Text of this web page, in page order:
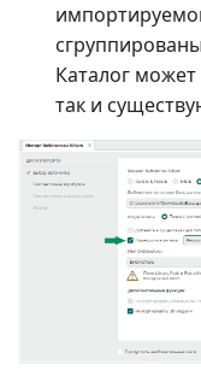
Каталог
так и